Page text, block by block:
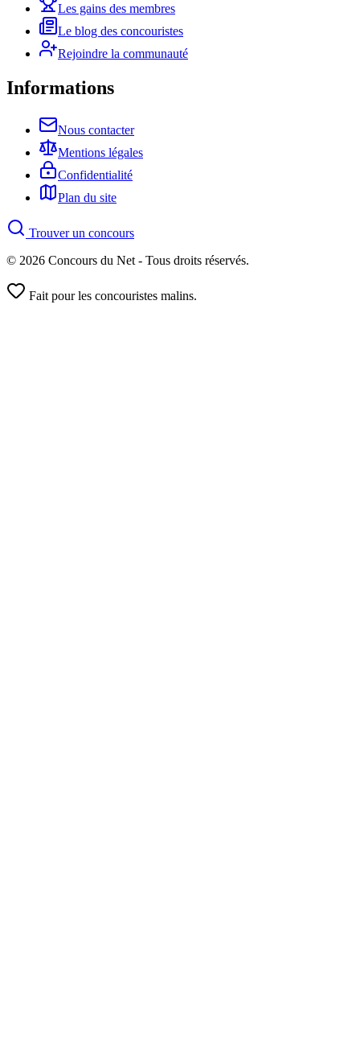
Les gains des membres
Le blog des concouristes
Rejoindre la communauté
Informations
Nous contacter
Mentions légales
Confidentialité
Plan du site
Trouver un concours
© 2026 Concours du Net - Tous droits réservés.
Fait pour les concouristes malins.